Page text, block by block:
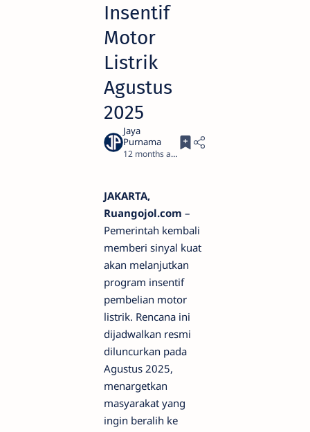
Insentif
Motor
Listrik
Agustus
2025
12 months ago
JAKARTA,
Ruangojol.com –
Pemerintah kembali
memberi sinyal kuat
akan melanjutkan
program insentif
pembelian motor
listrik. Rencana ini
dijadwalkan resmi
diluncurkan pada
Agustus 2025,
menargetkan
masyarakat yang
ingin beralih ke